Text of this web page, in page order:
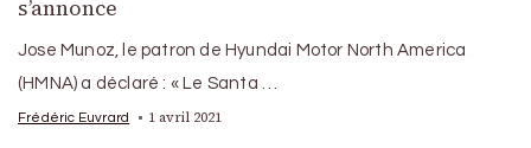
s’annonce
Jose Munoz, le patron de Hyundai Motor North America
(HMNA) a déclaré : « Le Santa …
Frédéric Euvrard 1 avril 2021